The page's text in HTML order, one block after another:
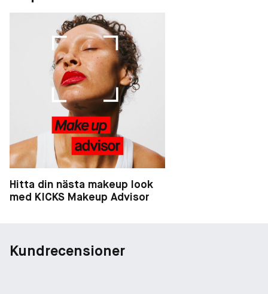
Hitta din nästa makeup look
med KICKS Makeup Advisor
Kundrecensioner